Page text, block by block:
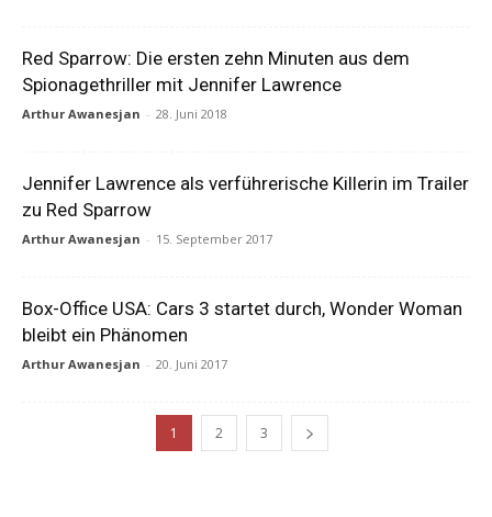
Red Sparrow: Die ersten zehn Minuten aus dem
Spionagethriller mit Jennifer Lawrence
Arthur Awanesjan - 28. Juni 2018
Jennifer Lawrence als verführerische Killerin im Trailer
zu Red Sparrow
Arthur Awanesjan - 15. September 2017
Box-Office USA: Cars 3 startet durch, Wonder Woman
bleibt ein Phänomen
Arthur Awanesjan - 20. Juni 2017
1 2 3